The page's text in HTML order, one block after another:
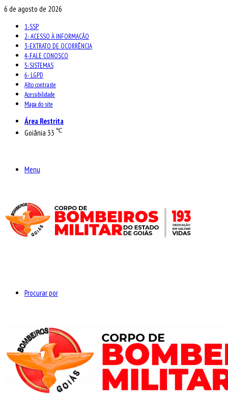
6 de agosto de 2026
1-SSP
2- ACESSO À INFORMAÇÃO
3-EXTRATO DE OCORRÊNCIA
4-FALE CONOSCO
5-SISTEMAS
6- LGPD
Alto contraste
Acessibilidade
Mapa do site
Área Restrita
Goiânia 33 ℃
Menu
Procurar por